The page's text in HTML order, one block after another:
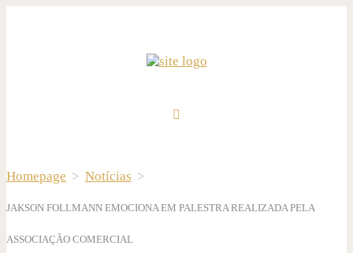
Homepage > Notícias >
JAKSON FOLLMANN EMOCIONA EM PALESTRA REALIZADA PELA
ASSOCIAÇÃO COMERCIAL